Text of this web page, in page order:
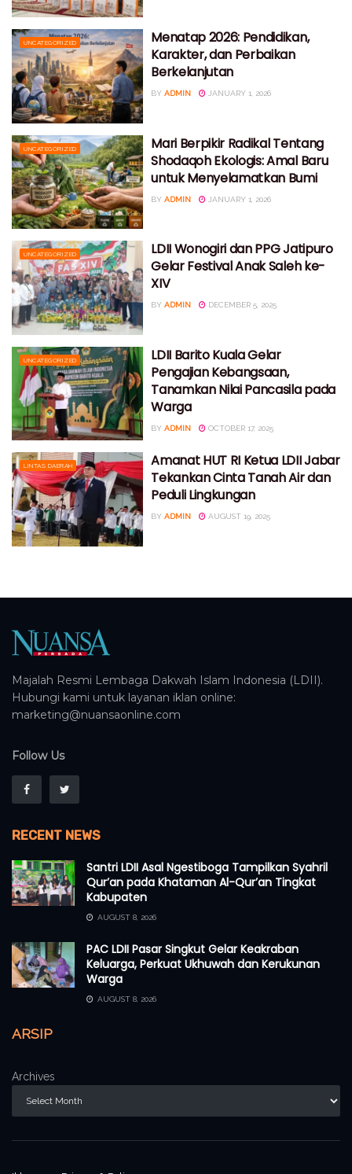
UNCATEGORIZED
Menatap 2026: Pendidikan,
Karakter, dan Perbaikan
Berkelanjutan
BY ADMIN JANUARY 1, 2026
UNCATEGORIZED
Mari Berpikir Radikal Tentang
Shodaqoh Ekologis: Amal Baru
untuk Menyelamatkan Bumi
BY ADMIN JANUARY 1, 2026
UNCATEGORIZED
LDII Wonogiri dan PPG Jatipuro
Gelar Festival Anak Saleh ke-
XIV
BY ADMIN DECEMBER 5, 2025
UNCATEGORIZED
LDII Barito Kuala Gelar
Pengajian Kebangsaan,
Tanamkan Nilai Pancasila pada
Warga
BY ADMIN OCTOBER 17, 2025
LINTAS DAERAH
Amanat HUT RI Ketua LDII Jabar
Tekankan Cinta Tanah Air dan
Peduli Lingkungan
BY ADMIN AUGUST 19, 2025
Majalah Resmi Lembaga Dakwah Islam Indonesia (LDII).
Hubungi kami untuk layanan iklan online:
marketing@nuansaonline.com
Follow Us
RECENT NEWS
Santri LDII Asal Ngestiboga Tampilkan Syahril
Qur’an pada Khataman Al-Qur’an Tingkat
Kabupaten
AUGUST 8, 2026
PAC LDII Pasar Singkut Gelar Keakraban
Keluarga, Perkuat Ukhuwah dan Kerukunan
Warga
AUGUST 8, 2026
ARSIP
Archives